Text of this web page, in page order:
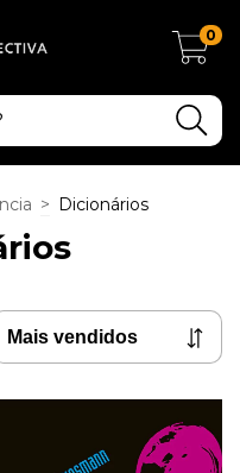
0
> Dicionários